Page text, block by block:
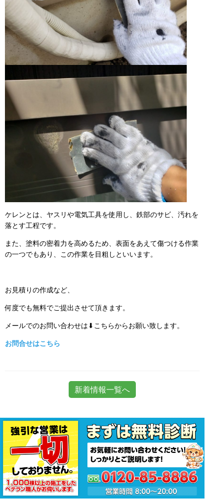
ケレンとは、ヤスリや電気工具を使用し、鉄部のサビ、汚れを
落とす工程です。
また、塗料の密着力を高めるため、表面をあえて傷つける作業
の一つでもあり、この作業を目粗しといいます。
お見積りの作成など、
何度でも無料でご提出させて頂きます。
メールでのお問い合わせは⬇こちらからお願い致します。
お問合せはこちら
新着情報一覧へ